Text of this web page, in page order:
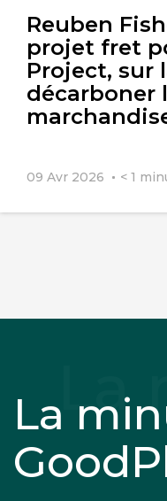
Reuben
projet fret
Project, sur
décarboner
09 Avr 2026 < 1
La